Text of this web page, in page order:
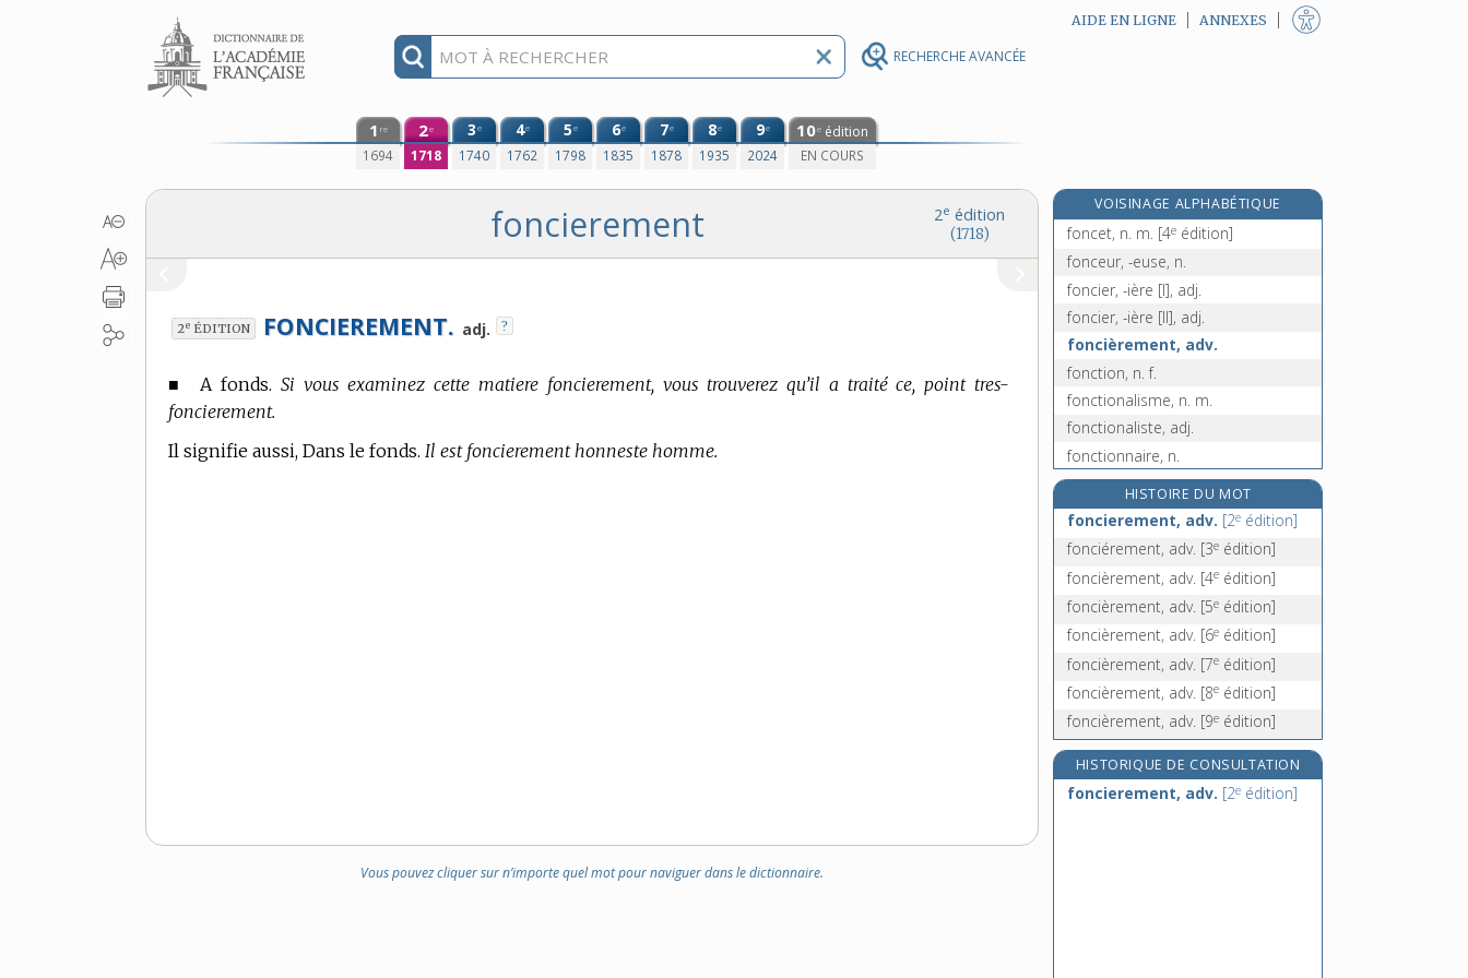
RECHERCHE AVANCÉE
Aller au contenu AIDE EN LIGNE ANNEXES
1 re
1694
2e
1718
3e
1740
4e
1762
5e
1798
6e
1835
7e
1878
8e
1935
9e
2024
10e édition
EN COURS
2e édition
(1718)
foncierement
2e ÉDITION FONCIEREMENT. adj. ?
■ A fonds. Si vous examinez cette matiere foncierement, vous trouverez qu’il a traité ce, point tres-
foncierement.
Il signifie aussi, Dans le fonds. Il est foncierement honneste homme.
Vous pouvez cliquer sur n’importe quel mot pour naviguer dans le dictionnaire.
VOISINAGE ALPHABÉTIQUE
foncer [III], v. intr.
foncet, n. m. [4e édition]
fonceur, -euse, n.
foncier, -ière [I], adj.
foncier, -ière [II], adj.
foncièrement, adv.
fonction, n. f.
fonctionalisme, n. m.
fonctionaliste, adj.
fonctionnaire, n.
fonctionnaire public, n. m.
[5 édition]
fonctionnalisme, n. m.
fonctionnaliste, adj.
fonctionnariat, n. m.
fonctionnarisation, n. f.
HISTOIRE DU MOT
foncierement, adv. [2e édition]
fonciérement, adv. [3e édition]
foncièrement, adv. [4e édition]
foncièrement, adv. [5e édition]
foncièrement, adv. [6e édition]
foncièrement, adv. [7e édition]
foncièrement, adv. [8e édition]
foncièrement, adv. [9e édition]
HISTORIQUE DE CONSULTATION
foncierement, adv. [2e édition]